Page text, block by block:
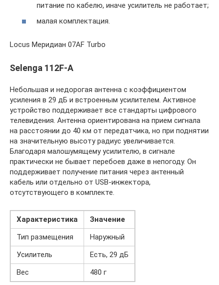
питание по кабелю, иначе усилитель не работает;
малая комплектация.
Locus Меридиан 07AF Turbo
Selenga 112F-A
Небольшая и недорогая антенна с коэффициентом
усиления в 29 дБ и встроенным усилителем. Активное
устройство поддерживает все стандарты цифрового
телевидения. Антенна ориентирована на прием сигнала
на расстоянии до 40 км от передатчика, но при поднятии
на значительную высоту радиус увеличивается.
Благодаря малошумящему усилителю, в сигнале
практически не бывает перебоев даже в непогоду. Он
поддерживает получение питания через антенный
кабель или отдельно от USB-инжектора,
отсутствующего в комплекте.
Характеристика
Значение
Тип размещения
Наружный
Усилитель
Есть, 29 дБ
Вес
480 г